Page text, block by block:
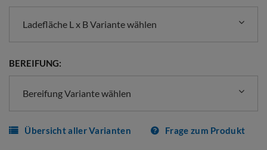
Ladefläche L x B Variante wählen
BEREIFUNG:
Bereifung Variante wählen
Übersicht aller Varianten Frage zum Produkt